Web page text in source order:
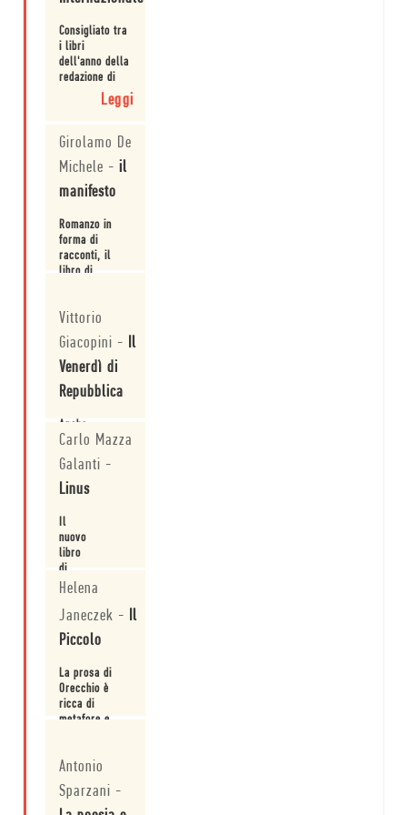
Consigliato tra
i libri
dell'anno della
redazione di
Internazionale.
Leggi
Girolamo De
Michele - il
manifesto
Romanzo in
forma di
racconti, il
libro di
pagina che ciò
su cui non si
può tacere, si
deve narrare.
Vittorio
Giacopini - Il
Venerdì di
Repubblica
Anche
Orecchio non
riesce a
sottrarsi alla
voga di
il passato.
Carlo Mazza
Galanti -
Linus
Il
nuovo
libro
di
Davide
è un
oggetto
letterario
identificabile,
e in
quanto
tale
degno
di
attenzione.
Helena
Janeczek - Il
Piccolo
La prosa di
Orecchio è
ricca di
metafore e
suoi racconti
compongono
una sorta di
Antonio
Sparzani -